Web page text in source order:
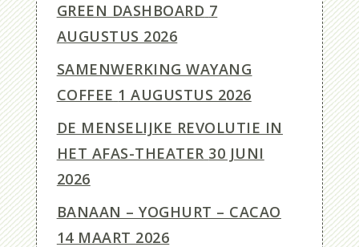
GREEN DASHBOARD 7
AUGUSTUS 2026
SAMENWERKING WAYANG
COFFEE 1 AUGUSTUS 2026
DE MENSELIJKE REVOLUTIE IN
HET AFAS-THEATER 30 JUNI
2026
BANAAN – YOGHURT – CACAO
14 MAART 2026